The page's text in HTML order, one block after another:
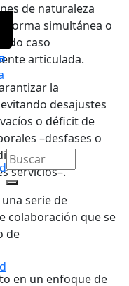
de naturaleza
forma simultánea o
caso
articulada.
la
desajustes
o déficit de
–desfases o
servicios–.
serie de
colaboración que se
de
en un enfoque de